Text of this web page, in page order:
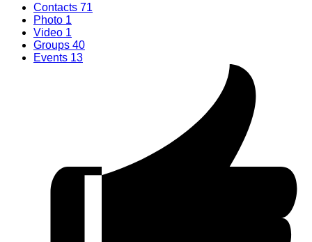
Contacts 71
Photo 1
Video 1
Groups 40
Events 13